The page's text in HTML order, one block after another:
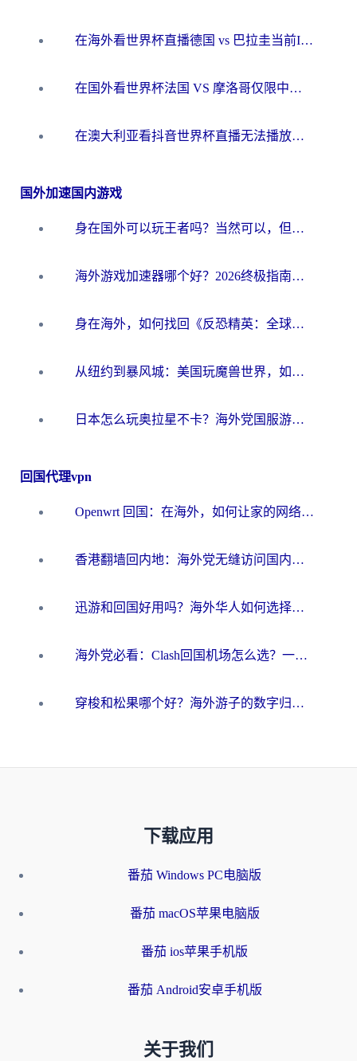
在海外看世界杯直播德国 vs 巴拉圭当前IP受限制？这篇指南帮你轻松解决地区限制
在国外看世界杯法国 VS 摩洛哥仅限中国大陆？别让地域限制拦下你的欢呼
在澳大利亚看抖音世界杯直播无法播放？海外党体育观赛终极指南来了！
国外加速国内游戏
身在国外可以玩王者吗？当然可以，但你需要这份“加速”指南
海外游戏加速器哪个好？2026终极指南帮你畅玩国服+解决卡顿难题
身在海外，如何找回《反恐精英：全球攻势》国服的丝滑手感？一份给你的终极指南
从纽约到暴风城：美国玩魔兽世界，如何找到你的最佳网络航线
日本怎么玩奥拉星不卡？海外党国服游戏加速器选择全攻略
回国代理vpn
Openwrt 回国：在海外，如何让家的网络触手可及
香港翻墙回内地：海外党无缝访问国内资源的加速器选择全攻略
迅游和回国好用吗？海外华人如何选择靠谱的回国加速器
海外党必看：Clash回国机场怎么选？一篇搞定无缝访问国内资源的全攻略
穿梭和松果哪个好？海外游子的数字归乡路，到底该怎么选
下载应用
番茄 Windows PC电脑版
番茄 macOS苹果电脑版
番茄 ios苹果手机版
番茄 Android安卓手机版
关于我们